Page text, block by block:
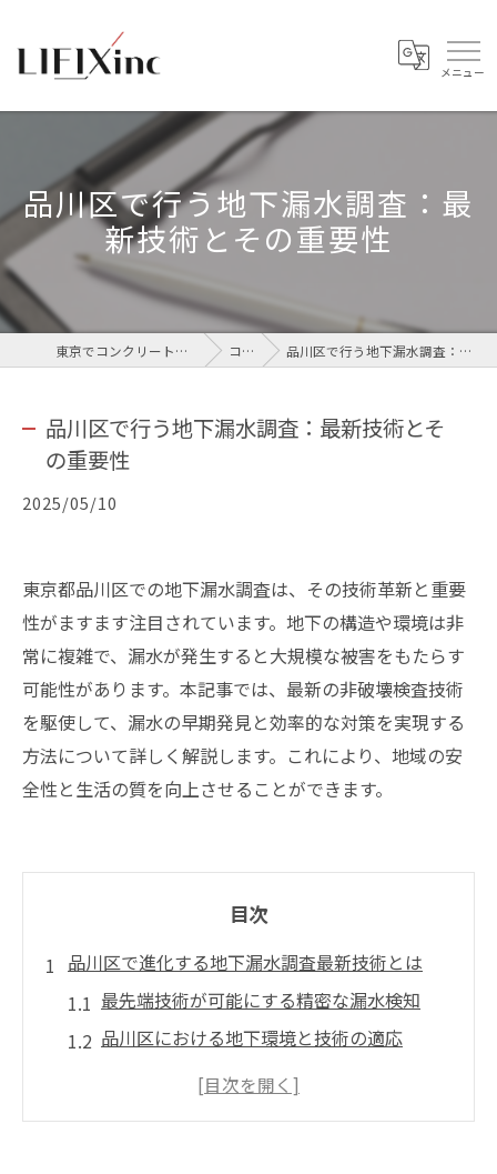
品川区で行う地下漏水調査：最
新技術とその重要性
東京でコンクリートなら株式会社LIFIX コラム 品川区で行う地下漏水調査：最新技術とその重要性
品川区で行う地下漏水調査：最新技術とそ
の重要性
2025/05/10
東京都品川区での地下漏水調査は、その技術革新と重要
性がますます注目されています。地下の構造や環境は非
常に複雑で、漏水が発生すると大規模な被害をもたらす
可能性があります。本記事では、最新の非破壊検査技術
を駆使して、漏水の早期発見と効率的な対策を実現する
方法について詳しく解説します。これにより、地域の安
全性と生活の質を向上させることができます。
目次
品川区で進化する地下漏水調査最新技術とは
最先端技術が可能にする精密な漏水検知
品川区における地下環境と技術の適応
地質調査の進化とその重要性